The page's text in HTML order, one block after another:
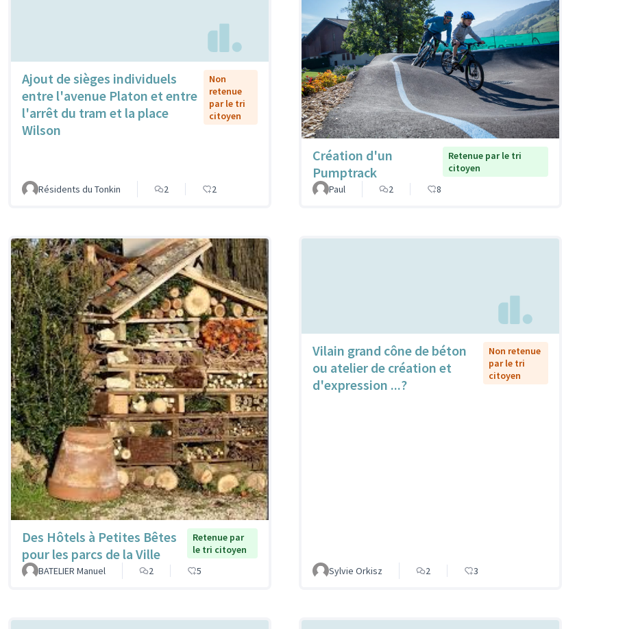
Ajout de sièges individuels
entre l'avenue Platon et entre
l'arrêt du tram et la place
Wilson
Non
retenue
par le tri
citoyen
Résidents du Tonkin 2 2
Création d'un
Pumptrack
Retenue par le tri
citoyen
Paul
2 8
Des Hôtels à Petites Bêtes
pour les parcs de la Ville
Retenue par
le tri citoyen
BATELIER Manuel
2 5
Vilain grand cône de béton
ou atelier de création et
d'expression ...?
Non retenue
par le tri
citoyen
Sylvie Orkisz 2 3